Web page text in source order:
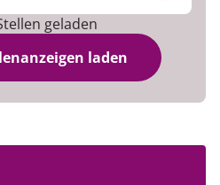
geladen
laden